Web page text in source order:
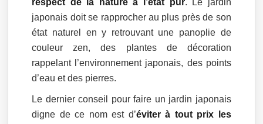
respect de la nature à l’état pur. Le jardin
japonais doit se rapprocher au plus près de son
état naturel en y retrouvant une panoplie de
couleur zen, des plantes de décoration
rappelant l’environnement japonais, des points
d’eau et des pierres.
Le dernier conseil pour faire un jardin japonais
digne de ce nom est d’éviter à tout prix les